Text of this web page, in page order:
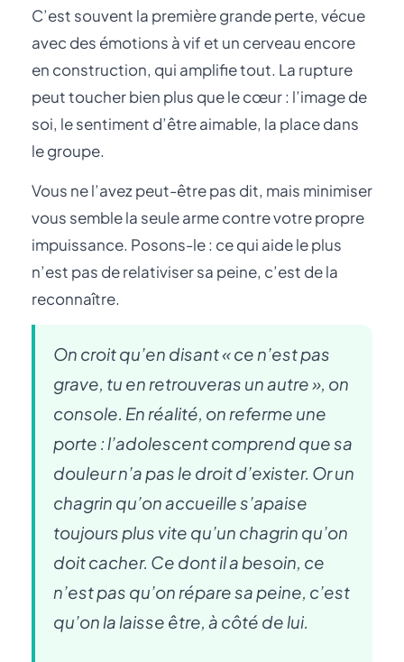
C’est souvent la première grande perte, vécue
avec des émotions à vif et un cerveau encore
en construction, qui amplifie tout. La rupture
peut toucher bien plus que le cœur : l’image de
soi, le sentiment d’être aimable, la place dans
le groupe.
Vous ne l’avez peut-être pas dit, mais minimiser
vous semble la seule arme contre votre propre
impuissance. Posons-le : ce qui aide le plus
n’est pas de relativiser sa peine, c’est de la
reconnaître.
On croit qu’en disant « ce n’est pas
grave, tu en retrouveras un autre », on
console. En réalité, on referme une
porte : l’adolescent comprend que sa
douleur n’a pas le droit d’exister. Or un
chagrin qu’on accueille s’apaise
toujours plus vite qu’un chagrin qu’on
doit cacher. Ce dont il a besoin, ce
n’est pas qu’on répare sa peine, c’est
qu’on la laisse être, à côté de lui.